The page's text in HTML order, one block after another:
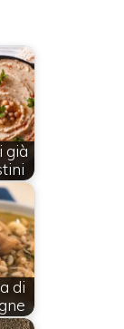
già
di